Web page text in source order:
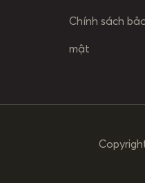
Chính sách
mật